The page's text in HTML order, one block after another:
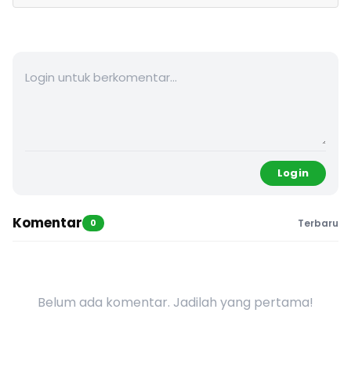
Login
Komentar 0 Terbaru
Belum ada komentar. Jadilah yang pertama!